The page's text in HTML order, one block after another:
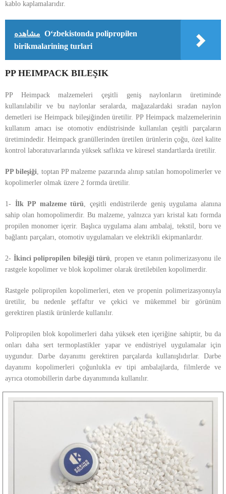
kablo kaplamalarıdır.
مشاهده O‘zbekistonda polipropilen
birikmalarining turlari
PP HEIMPACK BILEŞIK
PP Heimpack malzemeleri çeşitli geniş naylonların üretiminde
kullanılabilir ve bu naylonlar seralarda, mağazalardaki sıradan naylon
demetleri ise Heimpack bileşiğinden üretilir. PP Heimpack malzemelerinin
kullanım amacı ise otomotiv endüstrisinde kullanılan çeşitli parçaların
üretimindedir. Heimpack granüllerinden üretilen ürünlerin çoğu, özel kalite
kontrol laboratuvarlarında yüksek saflıkta ve küresel standartlarda üretilir.
PP bileşiği , toptan PP malzeme pazarında alınıp satılan homopolimerler ve
kopolimerler olmak üzere 2 formda üretilir.
1- İlk PP malzeme türü , çeşitli endüstrilerde geniş uygulama alanına
sahip olan homopolimerdir. Bu malzeme, yalnızca yarı kristal katı formda
propilen monomer içerir. Başlıca uygulama alanı ambalaj, tekstil, boru ve
bağlantı parçaları, otomotiv uygulamaları ve elektrikli ekipmanlardır.
2- İkinci polipropilen bileşiği türü , propen ve etanın polimerizasyonu ile
rastgele kopolimer ve blok kopolimer olarak üretilebilen kopolimerdir.
Rastgele polipropilen kopolimerleri, eten ve propenin polimerizasyonuyla
üretilir, bu nedenle şeffaftır ve çekici ve mükemmel bir görünüm
gerektiren plastik ürünlerde kullanılır.
Polipropilen blok kopolimerleri daha yüksek eten içeriğine sahiptir, bu da
onları daha sert termoplastikler yapar ve endüstriyel uygulamalar için
uygundur. Darbe dayanımı gerektiren parçalarda kullanışlıdırlar. Darbe
dayanımı kopolimerleri çoğunlukla ev tipi ambalajlarda, filmlerde ve
ayrıca otomobillerin darbe dayanımında kullanılır.